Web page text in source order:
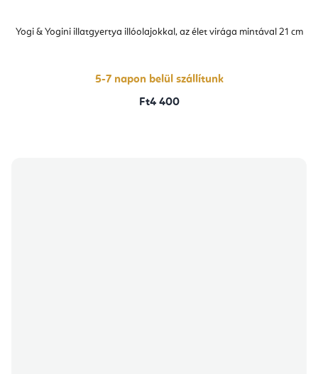
Yogi & Yogini illatgyertya illóolajokkal, az élet virága mintával 21 cm
5-7 napon belül szállítunk
Ft4 400